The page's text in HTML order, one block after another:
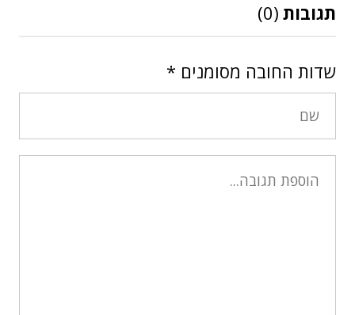
תגובות (0)
שדות החובה מסומנים *